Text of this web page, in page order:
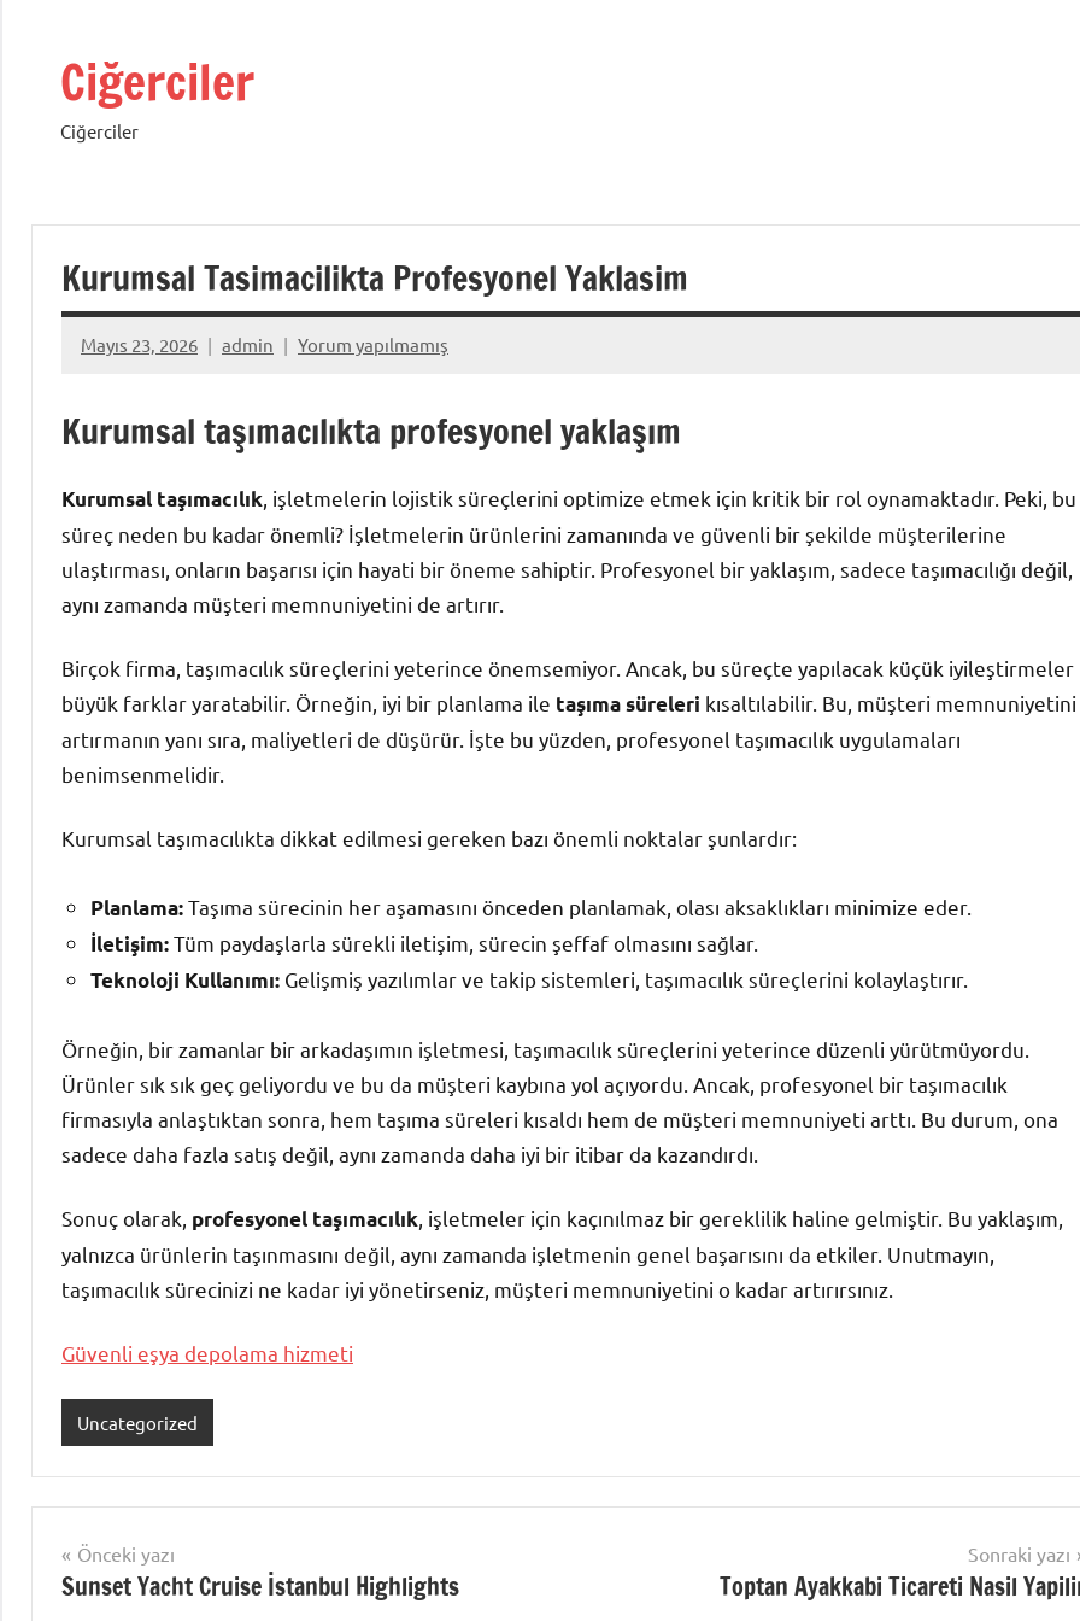
Ciğerciler
Ciğerciler
Kurumsal Tasimacilikta Profesyonel Yaklasim
Mayıs 23, 2026 admin Yorum yapılmamış
Kurumsal taşımacılıkta profesyonel yaklaşım
Kurumsal taşımacılık , işletmelerin lojistik süreçlerini optimize etmek için kritik bir rol oynamaktadır. Peki, bu
süreç neden bu kadar önemli? İşletmelerin ürünlerini zamanında ve güvenli bir şekilde müşterilerine
ulaştırması, onların başarısı için hayati bir öneme sahiptir. Profesyonel bir yaklaşım, sadece taşımacılığı değil,
aynı zamanda müşteri memnuniyetini de artırır.
Birçok firma, taşımacılık süreçlerini yeterince önemsemiyor. Ancak, bu süreçte yapılacak küçük iyileştirmeler
büyük farklar yaratabilir. Örneğin, iyi bir planlama ile taşıma süreleri kısaltılabilir. Bu, müşteri memnuniyetini
artırmanın yanı sıra, maliyetleri de düşürür. İşte bu yüzden, profesyonel taşımacılık uygulamaları
benimsenmelidir.
Kurumsal taşımacılıkta dikkat edilmesi gereken bazı önemli noktalar şunlardır:
Planlama:Taşıma sürecinin her aşamasını önceden planlamak, olası aksaklıkları minimize eder.
İletişim:Tüm paydaşlarla sürekli iletişim, sürecin şeffaf olmasını sağlar.
Teknoloji Kullanımı: Gelişmiş yazılımlar ve takip sistemleri, taşımacılık süreçlerini kolaylaştırır.
Örneğin, bir zamanlar bir arkadaşımın işletmesi, taşımacılık süreçlerini yeterince düzenli yürütmüyordu.
Ürünler sık sık geç geliyordu ve bu da müşteri kaybına yol açıyordu. Ancak, profesyonel bir taşımacılık
firmasıyla anlaştıktan sonra, hem taşıma süreleri kısaldı hem de müşteri memnuniyeti arttı. Bu durum, ona
sadece daha fazla satış değil, aynı zamanda daha iyi bir itibar da kazandırdı.
Sonuç olarak, profesyonel taşımacılık , işletmeler için kaçınılmaz bir gereklilik haline gelmiştir. Bu yaklaşım,
yalnızca ürünlerin taşınmasını değil, aynı zamanda işletmenin genel başarısını da etkiler. Unutmayın,
taşımacılık sürecinizi ne kadar iyi yönetirseniz, müşteri memnuniyetini o kadar artırırsınız.
Güvenli eşya depolama hizmeti
Uncategorized
Yazı
gezinmesi
Önceki yazı
Sunset Yacht Cruise İstanbul Highlights
Sonraki yazı
Toptan Ayakkabi Ticareti Nasil